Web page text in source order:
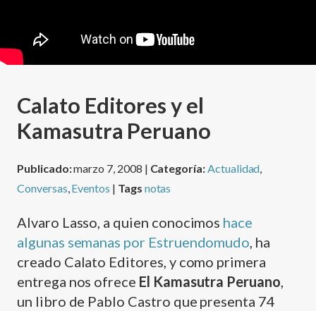
Calato Editores y el
Kamasutra Peruano
Publicado:marzo 7, 2008 | Categoría: Actualidad
Conversas Eventos | Tags notas
Alvaro Lasso, a quien conocimos hace
algunas semanas por Estruendomudo , ha
creado Calato Editores, y como primera
entrega nos ofrece El Kamasutra Peruano
un libro de Pablo Castro que presenta 74